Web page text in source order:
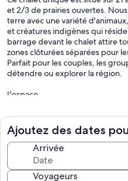
et 2/3 de prairies ouvertes.
terre avec une variété
et créatures indigènes qui
barrage devant le chalet attire
zones clôturées séparées pour
Parfait pour les couples, les
détendre ou explorer la région.
L'espace
Votre espace est une maison
Nous vivons sur la même
maison, partageant la même
Le barrage, à proximité du
n'est pas sûr pour les enfants qui
Pour votre commodité, le
(coffre-fort pour la piscine)
Ajoutez des dates
Arrivée
Voyageurs